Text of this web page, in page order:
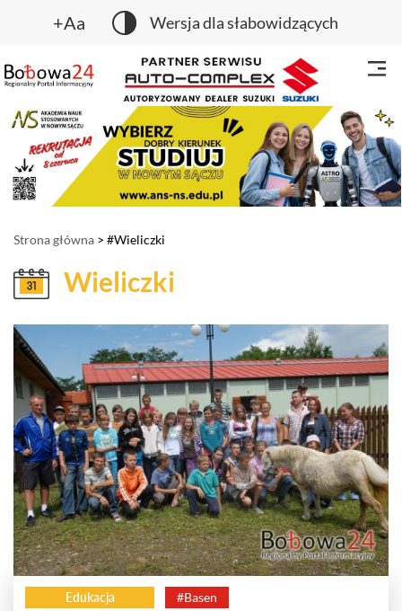
+Aa Wersja dla słabowidzących
Strona główna > #Wieliczki
Wieliczki
Edukacja #Basen